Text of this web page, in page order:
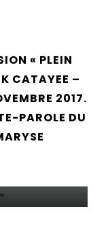
« PLEIN
CATAYEE –
2017.
PAROLE DU